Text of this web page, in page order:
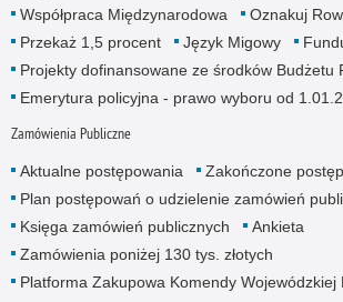
Współpraca Międzynarodowa
Oznakuj
Przekaż 1,5 procent
Język Migowy
Projekty dofinansowane ze środków Budżetu
Emerytura policyjna - prawo wyboru od
Zamówienia Publiczne
Aktualne postępowania
Zakończone
Plan postępowań o udzielenie zamówień
Księga zamówień publicznych
Ankieta
Zamówienia poniżej 130 tys. złotych
Platforma Zakupowa Komendy Wojewódzkiej